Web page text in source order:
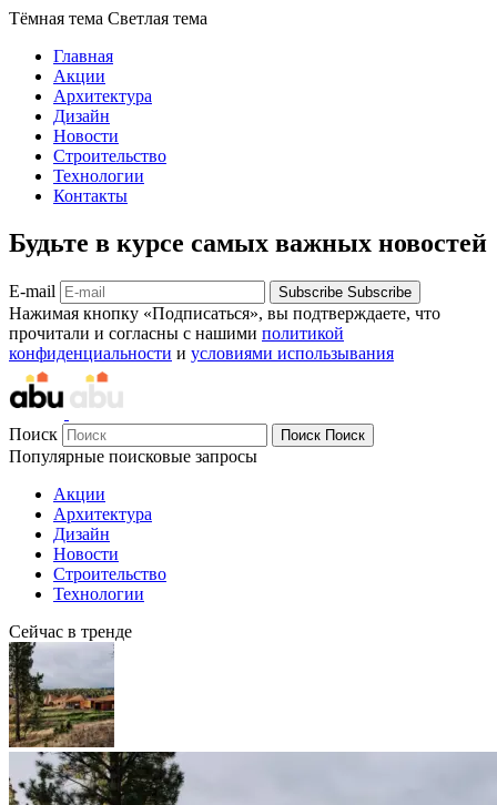
Тёмная тема Светлая тема
Главная
Акции
Архитектура
Дизайн
Новости
Строительство
Технологии
Контакты
Будьте в курсе самых важных новостей
E-mail Subscribe Subscribe
Нажимая кнопку «Подписаться», вы подтверждаете, что
прочитали и согласны с нашими политикой
конфиденциальности и условиями использывания
Поиск Поиск Поиск
Популярные поисковые запросы
Акции
Архитектура
Дизайн
Новости
Строительство
Технологии
Сейчас в тренде